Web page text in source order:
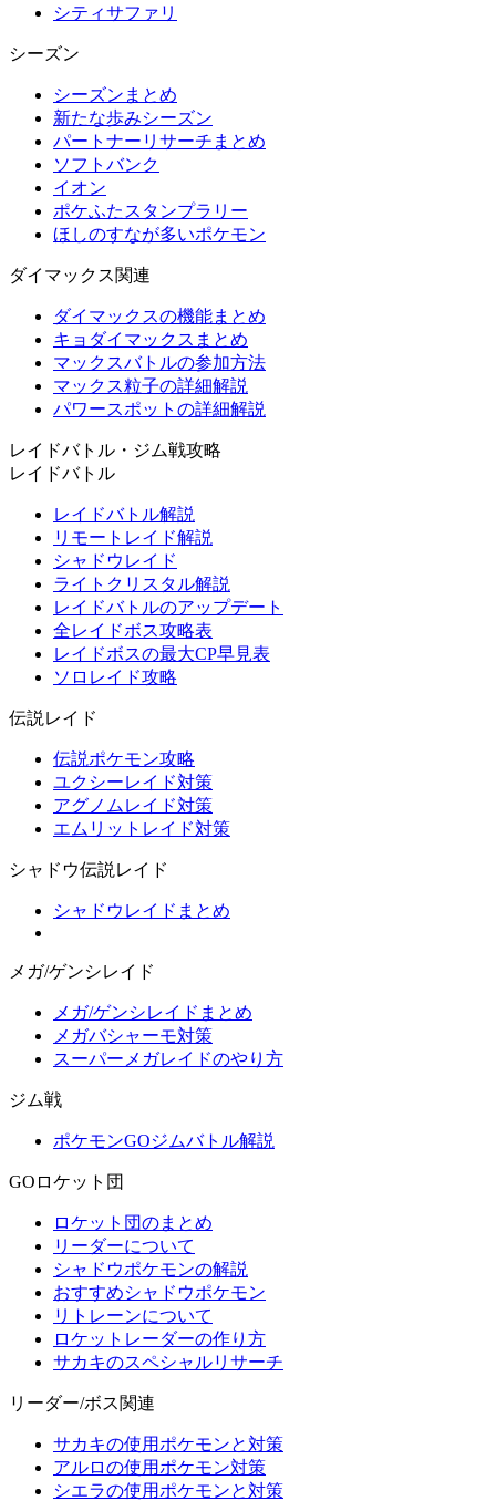
シティサファリ
シーズン
シーズンまとめ
新たな歩みシーズン
パートナーリサーチまとめ
ソフトバンク
イオン
ポケふたスタンプラリー
ほしのすなが多いポケモン
ダイマックス関連
ダイマックスの機能まとめ
キョダイマックスまとめ
マックスバトルの参加方法
マックス粒子の詳細解説
パワースポットの詳細解説
レイドバトル・ジム戦攻略
レイドバトル
レイドバトル解説
リモートレイド解説
シャドウレイド
ライトクリスタル解説
レイドバトルのアップデート
全レイドボス攻略表
レイドボスの最大CP早見表
ソロレイド攻略
伝説レイド
伝説ポケモン攻略
ユクシーレイド対策
アグノムレイド対策
エムリットレイド対策
シャドウ伝説レイド
シャドウレイドまとめ
メガ/ゲンシレイド
メガ/ゲンシレイドまとめ
メガバシャーモ対策
スーパーメガレイドのやり方
ジム戦
ポケモンGOジムバトル解説
GOロケット団
ロケット団のまとめ
リーダーについて
シャドウポケモンの解説
おすすめシャドウポケモン
リトレーンについて
ロケットレーダーの作り方
サカキのスペシャルリサーチ
リーダー/ボス関連
サカキの使用ポケモンと対策
アルロの使用ポケモン対策
シエラの使用ポケモンと対策